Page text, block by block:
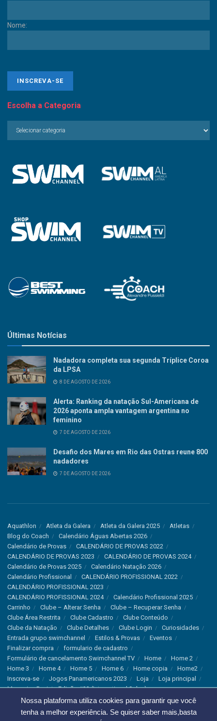
Nossa plataforma utiliza cookies para garantir que você
tenha a melhor experiência. Se quiser saber mais,basta
Nome:
Escolha a Categoria
Últimas Notícias
Nadadora completa sua segunda Tríplice Coroa
da LPSA
8 DE AGOSTO DE 2026
Alerta: Ranking da natação Sul-Americana de
2026 aponta ampla vantagem argentina no
feminino
7 DE AGOSTO DE 2026
Desafio dos Mares em Rio das Ostras reune 800
nadadores
7 DE AGOSTO DE 2026
Aquathlon Atleta da Galera Atleta da Galera 2025
Atletas
Blog do Coach
Calendário Águas Abertas 2026
Calendário de Provas
CALENDÁRIO DE PROVAS 2022
CALENDÁRIO DE PROVAS 2023
CALENDÁRIO DE PROVAS 2024
Calendário de Provas 2025
Calendário Natação 2026
Calendário Profissional
CALENDÁRIO PROFISSIONAL 2022
CALENDÁRIO PROFISSIONAL 2023
CALENDÁRIO PROFISSIONAL 2024
Calendário Profissional 2025
Carrinho
Clube – Alterar Senha
Clube – Recuperar Senha
Clube Área Restrita
Clube Cadastro
Clube Conteúdo
Clube da Natação
Clube Detalhes Clube Login
Curiosidades
Entrada grupo swimchannel
Estilos & Provas
Eventos
Finalizar compra
formulario de cadastro
Formulário de cancelamento Swimchannel TV
Home
Home 2
Home 3
Home 4 Home 5 Home 6 Home copia
Home2
Inscreva-se
Jogos Panamericanos 2023 Loja
Loja principal
Magazine Revista Edição #33 (International Sales)
Magazine Swimchannel (International Sale)
Marcas
Minha conta
Newsletter Notícias
Notícias Instagram
Política de Cancelamento